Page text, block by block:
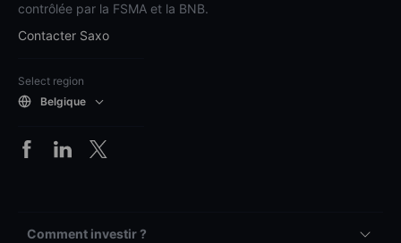
contrôlée par la FSMA et la BNB.
Contacter Saxo
Select region
Belgique
Comment investir ?